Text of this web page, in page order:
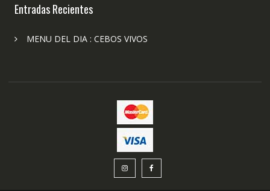
Entradas Recientes
MENU DEL DIA : CEBOS VIVOS